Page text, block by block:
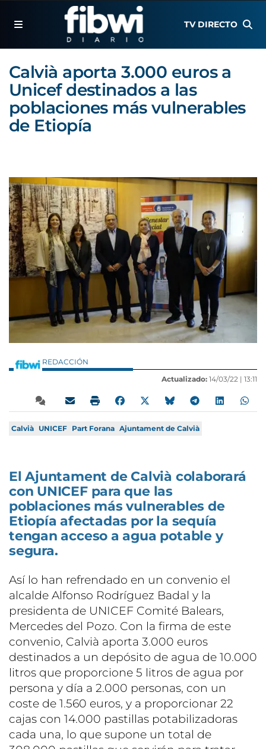
TV DIRECTO
Calvià aporta 3.000 euros a
Unicef destinados a las
poblaciones más vulnerables
de Etiopía
REDACCIÓN
Actualizado: 14/03/22 | 13:11
Calvià UNICEF Part Forana Ajuntament de Calvià
El Ajuntament de Calvià colaborará
con UNICEF para que las
poblaciones más vulnerables de
Etiopía afectadas por la sequía
tengan acceso a agua potable y
segura.
Así lo han refrendado en un convenio el
alcalde Alfonso Rodríguez Badal y la
presidenta de UNICEF Comité Balears,
Mercedes del Pozo. Con la firma de este
convenio, Calvià aporta 3.000 euros
destinados a un depósito de agua de 10.000
litros que proporcione 5 litros de agua por
persona y día a 2.000 personas, con un
coste de 1.560 euros, y a proporcionar 22
cajas con 14.000 pastillas potabilizadoras
cada una, lo que supone un total de